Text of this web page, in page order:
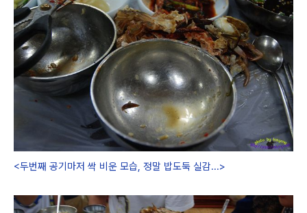
<두번째 공기마저 싹 비운 모습, 정말 밥도둑 실감...>